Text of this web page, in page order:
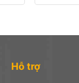
Hỗ trợ